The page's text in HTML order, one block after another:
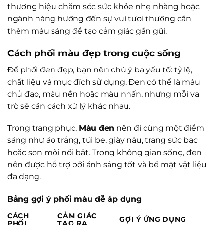
thương hiệu chăm sóc sức khỏe nhẹ nhàng hoặc
ngành hàng hướng đến sự vui tươi thường cần
thêm màu sáng để tạo cảm giác gần gũi.
Cách phối màu đẹp trong cuộc sống
Để phối đen đẹp, bạn nên chú ý ba yếu tố: tỷ lệ,
chất liệu và mục đích sử dụng. Đen có thể là màu
chủ đạo, màu nền hoặc màu nhấn, nhưng mỗi vai
trò sẽ cần cách xử lý khác nhau.
Trong trang phục, Màu đen nên đi cùng một điểm
sáng như áo trắng, túi be, giày nâu, trang sức bạc
hoặc son môi nổi bật. Trong không gian sống, đen
nên được hỗ trợ bởi ánh sáng tốt và bề mặt vật liệu
đa dạng.
Bảng gợi ý phối màu dễ áp dụng
CÁCH
PHỐI
CẢM GIÁC
TẠO RA
GỢI Ý ỨNG DỤNG